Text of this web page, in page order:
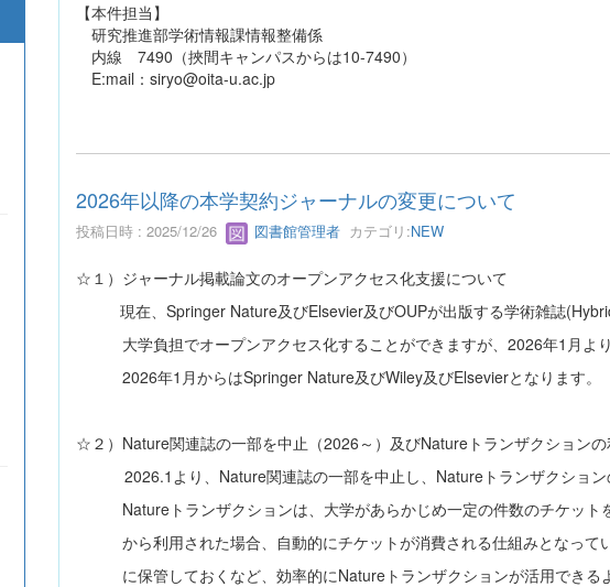
【本件担当】
研究推進部学術情報課情報整備係
内線 7490（挾間キャンパスからは10-7490）
E:mail：siryo@oita-u.ac.jp
2026年以降の本学契約ジャーナルの変更について
投稿日時 : 2025/12/26 図書館管理者カテゴリ:NEW
☆１）ジャーナル掲載論文のオープンアクセス化支援について
現在、Springer Nature及びElsevier及びOUPが出版する学術雑誌
大学負担でオープンアクセス化することができますが、2026年1月よ
2026年1月からはSpringer Nature及びWiley及びElsevierとなります。
☆２）Nature関連誌の一部を中止（2026～）及びNatureトランザクション
2026.1より、Nature関連誌の一部を中止し、Natureトランザクション
Natureトランザクションは、大学があらかじめ一定の件数のチケット
から利用された場合、自動的にチケットが消費される仕組みとなって
に保管しておくなど、効率的にNatureトランザクションが活用できる